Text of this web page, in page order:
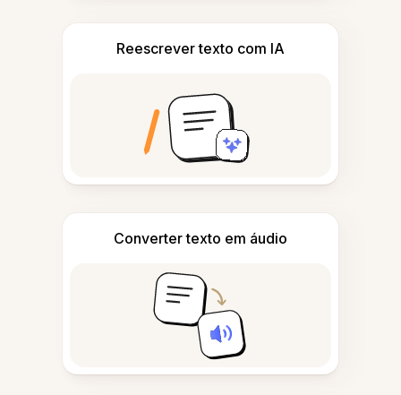
Reescrever texto com IA
Converter texto em áudio